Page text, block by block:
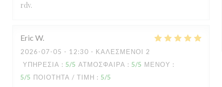
rdv.
Eric W
2026-07-05 - 12:30 - ΚΑΛΕΣΜΈΝΟΙ 2
ΥΠΗΡΕΣΊΑ : 5/5 ΑΤΜΌΣΦΑΙΡΑ : 5/5 ΜΕΝΟΎ :
5/5 ΠΟΙΌΤΗΤΑ / ΤΙΜΉ : 5/5